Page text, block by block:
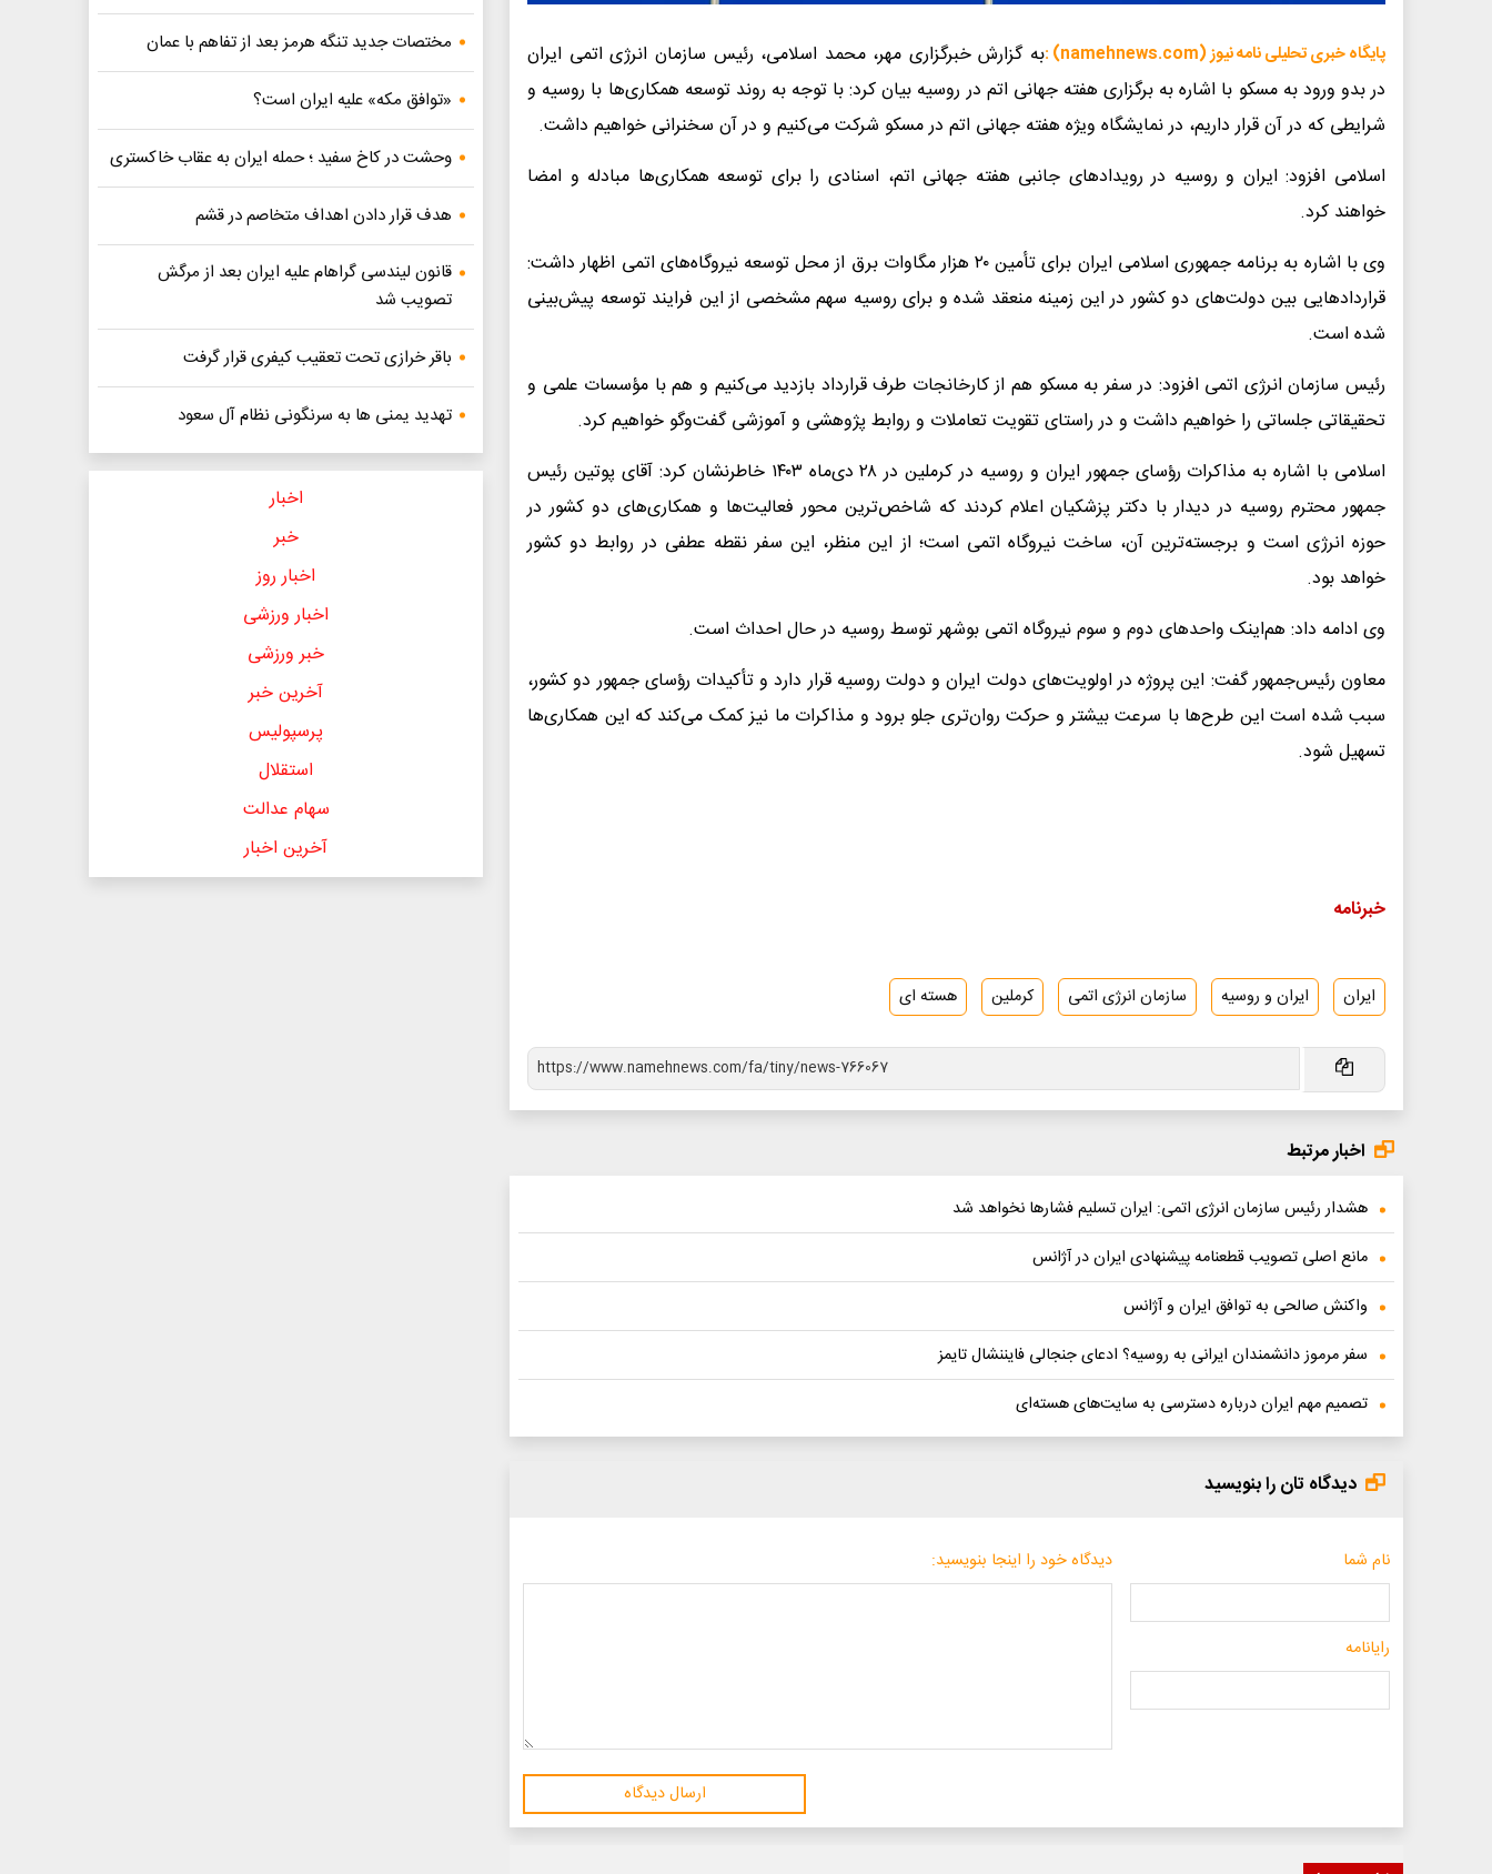
پایگاه خبری تحلیلی نامه نیوز (namehnews.com) :
به گزارش خبرگزاری مهر، محمد اسلامی، رئیس سازمان انرژی اتمی ایران
در بدو ورود به مسکو با اشاره به برگزاری هفته جهانی اتم در روسیه بیان کرد: با توجه به روند توسعه همکاری‌ها با روسیه و
شرایطی که در آن قرار داریم، در نمایشگاه ویژه هفته جهانی اتم در مسکو شرکت می‌کنیم و در آن سخنرانی خواهیم داشت.
اسلامی افزود: ایران و روسیه در رویدادهای جانبی هفته جهانی اتم، اسنادی را برای توسعه همکاری‌ها مبادله و امضا
خواهند کرد.
وی با اشاره به برنامه جمهوری اسلامی ایران برای تأمین ۲۰ هزار مگاوات برق از محل توسعه نیروگاه‌های اتمی اظهار داشت:
قراردادهایی بین دولت‌های دو کشور در این زمینه منعقد شده و برای روسیه سهم مشخصی از این فرایند توسعه پیش‌بینی
شده است.
رئیس سازمان انرژی اتمی افزود: در سفر به مسکو هم از کارخانجات طرف قرارداد بازدید می‌کنیم و هم با مؤسسات علمی و
تحقیقاتی جلساتی را خواهیم داشت و در راستای تقویت تعاملات و روابط پژوهشی و آموزشی گفت‌وگو خواهیم کرد.
اسلامی با اشاره به مذاکرات رؤسای جمهور ایران و روسیه در کرملین در ۲۸ دی‌ماه ۱۴۰۳ خاطرنشان کرد: آقای پوتین رئیس
جمهور محترم روسیه در دیدار با دکتر پزشکیان اعلام کردند که شاخص‌ترین محور فعالیت‌ها و همکاری‌های دو کشور در
حوزه انرژی است و برجسته‌ترین آن، ساخت نیروگاه اتمی است؛ از این منظر، این سفر نقطه عطفی در روابط دو کشور
خواهد بود.
وی ادامه داد: هم‌اینک واحدهای دوم و سوم نیروگاه اتمی بوشهر توسط روسیه در حال احداث است.
معاون رئیس‌جمهور گفت: این پروژه در اولویت‌های دولت ایران و دولت روسیه قرار دارد و تأکیدات رؤسای جمهور دو کشور،
سبب شده است این طرح‌ها با سرعت بیشتر و حرکت روان‌تری جلو برود و مذاکرات ما نیز کمک می‌کند که این همکاری‌ها
تسهیل شود.
خبرنامه
ایران ایران و روسیه سازمان انرژی اتمی کرملین هسته ای
اخبار مرتبط
هشدار رئیس سازمان انرژی اتمی: ایران تسلیم فشارها نخواهد شد
مانع اصلی تصویب قطعنامه پیشنهادی ایران در آژانس
واکنش صالحی به توافق ایران و آژانس
سفر مرموز دانشمندان ایرانی به روسیه؟ ادعای جنجالی فایننشال تایمز
تصمیم مهم ایران درباره دسترسی به سایت‌های هسته‌ای
دیدگاه تان را بنویسید
نام شما
رایانامه
دیدگاه خود را اینجا بنویسید:
ارسال دیدگاه
مختصات جدید تنگه هرمز بعد از تفاهم با عمان
«توافق مکه» علیه ایران است؟
وحشت در کاخ سفید ؛ حمله ایران به عقاب خاکستری
هدف قرار دادن اهداف متخاصم در قشم
قانون لیندسی گراهام علیه ایران بعد از مرگش
تصویب شد
باقر خرازی تحت تعقیب کیفری قرار گرفت
تهدید یمنی ها به سرنگونی نظام آل سعود
اخبار
خبر
اخبار روز
اخبار ورزشی
خبر ورزشی
آخرین خبر
پرسپولیس
استقلال
سهام عدالت
آخرین اخبار